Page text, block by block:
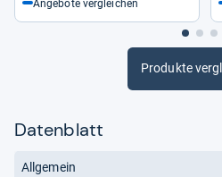
Angebote vergleichen
Produkte
Datenblatt
Allgemein